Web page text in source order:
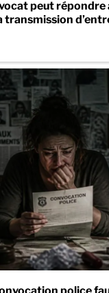
peut répondre
transmission